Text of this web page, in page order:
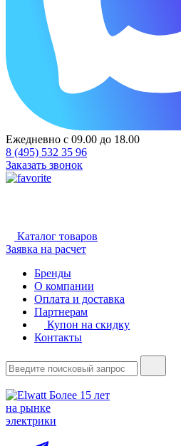
Ежедневно с 09.00 до 18.00
8 (495) 532 35 96
Заказать звонок
Каталог товаров
Заявка на расчет
Бренды
О компании
Оплата и доставка
Партнерам
Купон на скидку
Контакты
Более 15 лет
на рынке
электрики